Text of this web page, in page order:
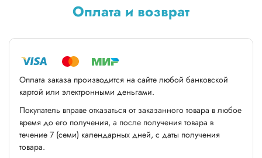
Оплата и возврат
Оплата заказа производится на сайте любой банковской
картой или электронными деньгами.
Покупатель вправе отказаться от заказанного товара в любое
время до его получения, а после получения товара в
течение 7 (семи) календарных дней, с даты получения
товара.